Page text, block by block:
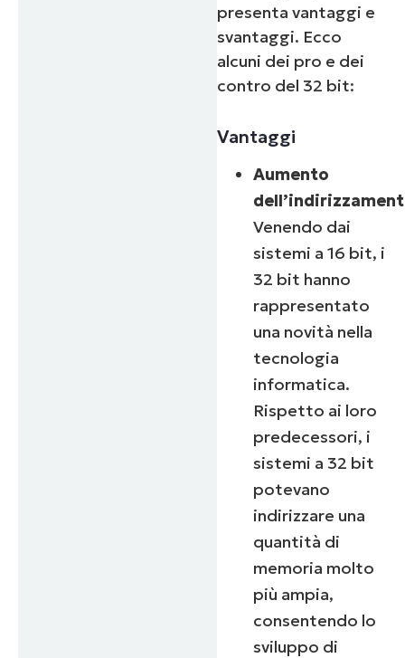
presenta vantaggi e
svantaggi. Ecco
alcuni dei pro e dei
contro del 32 bit:
Vantaggi
Aumento
Venendo dai
sistemi a 16 bit, i
32 bit hanno
rappresentato
una novità nella
tecnologia
informatica.
Rispetto ai loro
predecessori, i
sistemi a 32 bit
potevano
indirizzare una
quantità di
memoria molto
più ampia,
consentendo lo
sviluppo di